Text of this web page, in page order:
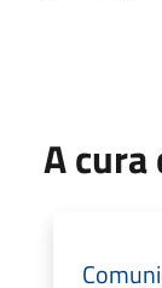
A cura